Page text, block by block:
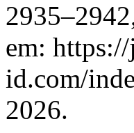
em:
id.com/
2026.